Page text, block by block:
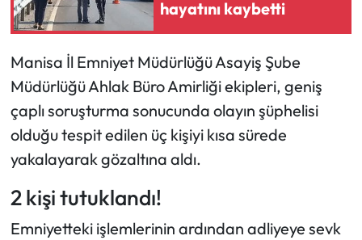
hayatını kaybetti
​Manisa İl Emniyet Müdürlüğü Asayiş Şube
Müdürlüğü Ahlak Büro Amirliği ekipleri, geniş
çaplı soruşturma sonucunda olayın şüphelisi
olduğu tespit edilen üç kişiyi kısa sürede
yakalayarak gözaltına aldı.
2 kişi tutuklandı!
​Emniyetteki işlemlerinin ardından adliyeye sevk